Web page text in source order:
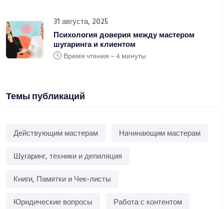
31 августа, 2025
Психология доверия между мастером
шугаринга и клиентом
Время чтения ~ 4 минуты
Темы публикаций
Действующим мастерам
Начинающим мастерам
Шугаринг, техники и депиляция
Книги, Памятки и Чек-листы
Юридические вопросы
Работа с контентом